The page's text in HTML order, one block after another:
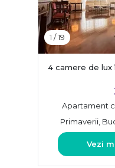
1 /19
4 camere de lux
Apartament
Primaverii,
Vezi